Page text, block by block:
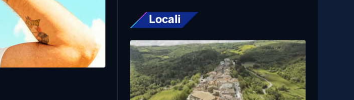
Rapporto nascite, continua il calo delle
gravidanze e mamme sempre più
“anziane” in Italia